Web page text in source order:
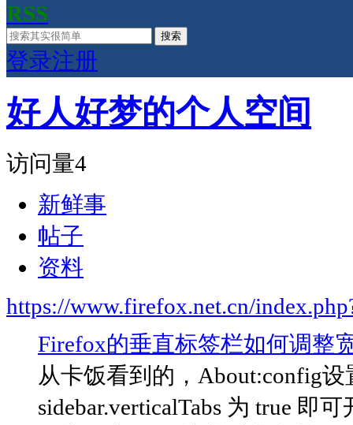
RSS
搜索
登录注册
好人好梦的个人空间
访问量4
新鲜事
帖子
资料
https://www.firefox.net.cn/
Firefox的垂直标签栏如何调整
从卡饭看到的，About:config设
sidebar.verticalTabs 为 true 即